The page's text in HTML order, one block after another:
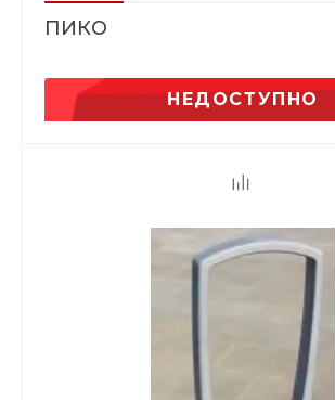
ПИКО
НЕДОСТУПНО